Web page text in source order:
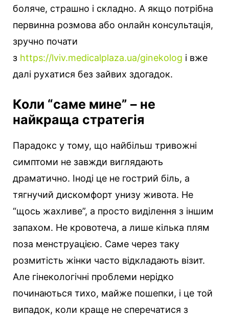
боляче, страшно і складно. А якщо потрібна
первинна розмова або онлайн консультація,
зручно почати
з https://lviv.medicalplaza.ua/ginekolog і вже
далі рухатися без зайвих здогадок.
Коли “саме мине” – не
найкраща стратегія
Парадокс у тому, що найбільш тривожні
симптоми не завжди виглядають
драматично. Іноді це не гострий біль, а
тягнучий дискомфорт унизу живота. Не
“щось жахливе”, а просто виділення з іншим
запахом. Не кровотеча, а лише кілька плям
поза менструацією. Саме через таку
розмитість жінки часто відкладають візит.
Але гінекологічні проблеми нерідко
починаються тихо, майже пошепки, і це той
випадок, коли краще не сперечатися з